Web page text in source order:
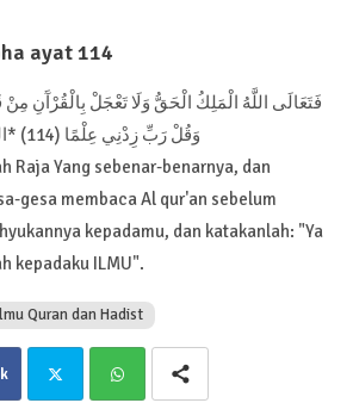
ayat 114
فَتَعَالَى اللَّهُ الْمَلِكُ الْحَقُّ وَلَا تَعْجَلْ بِالْقُرْآَنِ
وَقُلْ رَبِّ زِدْنِي عِلْمًا (114) *القران سورة طه اية 114
Raja Yang sebenar-benarnya, dan
gesa membaca Al qur'an sebelum
kepadamu, dan katakanlah: "Ya
kepadaku ILMU".
Quran dan Hadist